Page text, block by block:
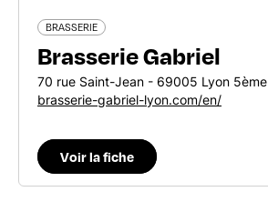
BRASSERIE
Brasserie Gabriel
70 rue Saint-Jean - 69005 Lyon 5ème
brasserie-gabriel-lyon.com/en/
Voir la fiche